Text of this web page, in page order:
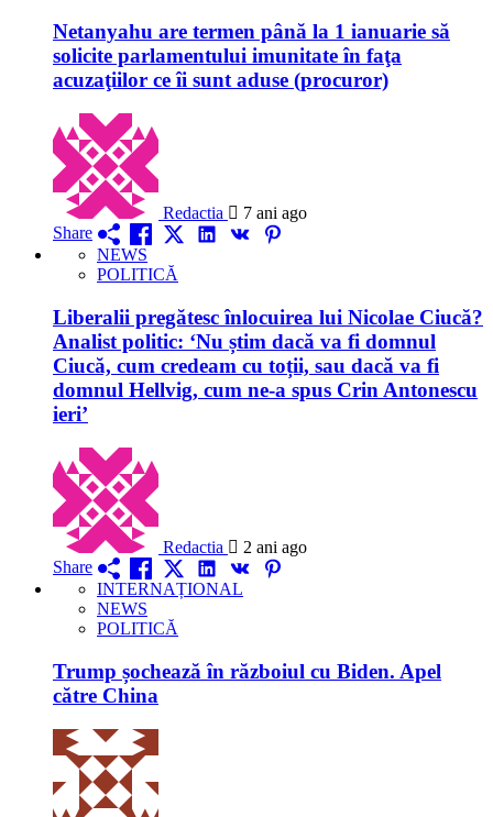
Netanyahu are termen până la 1 ianuarie să
solicite parlamentului imunitate în faţa
acuzaţiilor ce îi sunt aduse (procuror)
Redactia
7 ani ago
Share
NEWS
POLITICĂ
Liberalii pregătesc înlocuirea lui Nicolae Ciucă?
Analist politic: ‘Nu știm dacă va fi domnul
Ciucă, cum credeam cu toții, sau dacă va fi
domnul Hellvig, cum ne-a spus Crin Antonescu
ieri’
Redactia
2 ani ago
Share
INTERNAȚIONAL
NEWS
POLITICĂ
Trump șochează în războiul cu Biden. Apel
către China